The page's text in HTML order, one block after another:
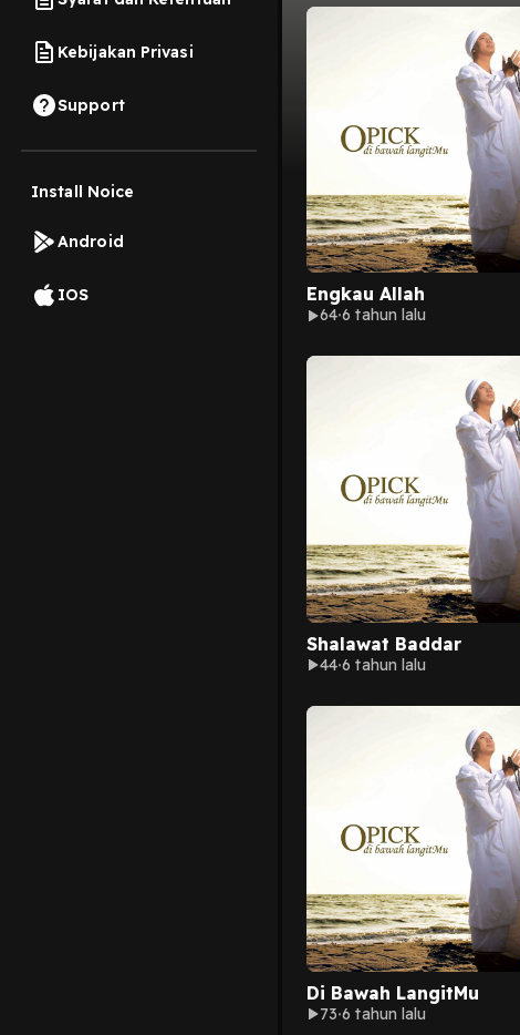
Kebijakan Privasi
Support
Install Noice
Android
IOS Engkau Allah
64 6 tahun lalu
Shalawat Baddar
44 6 tahun lalu
Di Bawah LangitMu
73 6 tahun lalu